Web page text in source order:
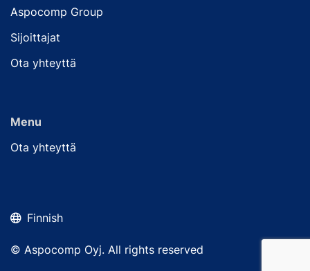
Aspocomp Group
Sijoittajat
Ota yhteyttä
Menu
Ota yhteyttä
© Aspocomp Oyj. All rights reserved
Finnish